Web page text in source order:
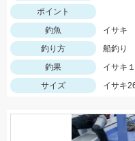
ポイント
釣魚
イサキ
釣り方
船釣り
釣果
イサキ
サイズ
イサキ